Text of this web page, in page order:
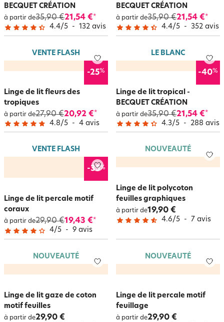
BECQUET CRÉATION
à partir de35,90 €21,54 €*
4.4/5 - 132 avis
BECQUET CRÉATION
à partir de35,90 €21,54 €*
4.4/5 - 352 avis
VENTE FLASH
-25%
Linge de lit fleurs des
tropiques
à partir de27,90 €20,92 €*
4.8/5 - 4 avis
LE BLANC
-40%
Linge de lit tropical -
BECQUET CRÉATION
à partir de35,90 €21,54 €*
4.3/5 - 288 avis
VENTE FLASH
-35%
Linge de lit percale motif
coraux
à partir de29,90 €19,43 €*
4/5 - 9 avis
NOUVEAUTÉ
Linge de lit polycoton
feuilles graphiques
à partir de19,90 €
4.6/5 - 7 avis
NOUVEAUTÉ
Linge de lit gaze de coton
motif feuilles
à partir de29,90 €
NOUVEAUTÉ
Linge de lit percale motif
feuillage
à partir de29,90 €